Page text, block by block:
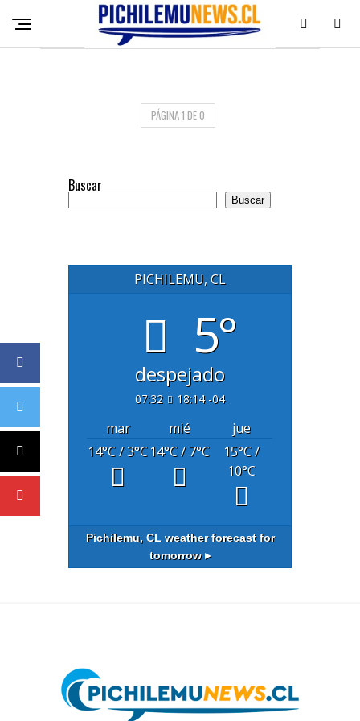
PÁGINA 1 DE 0
Buscar
Buscar
PICHILEMU, CL
5°
despejado
07:32 18:14 -04
mar mié
jue
14°C/ 3°C14°C/ 7°C 15°C/
10°C
Pichilemu, CL weather forecast for
tomorrow ▸